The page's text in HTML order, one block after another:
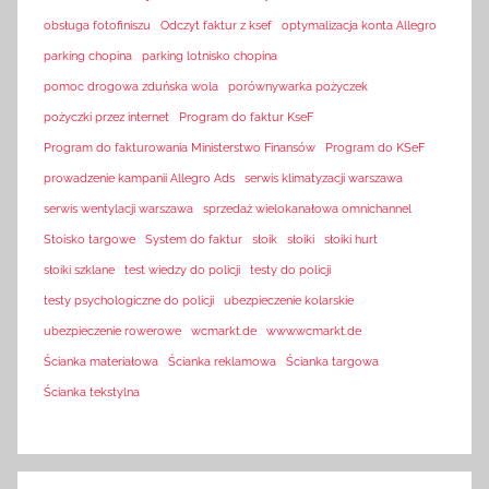
obsługa fotofiniszu Odczyt faktur z ksef optymalizacja konta Allegro
parking chopina parking lotnisko chopina
pomoc drogowa zduńska wola porównywarka pożyczek
pożyczki przez internet Program do faktur KseF
Program do fakturowania Ministerstwo Finansów Program do KSeF
prowadzenie kampanii Allegro Ads serwis klimatyzacji warszawa
serwis wentylacji warszawa sprzedaż wielokanałowa omnichannel
Stoisko targowe System do faktur słoik słoiki słoiki hurt
słoiki szklane test wiedzy do policji testy do policji
testy psychologiczne do policji ubezpieczenie kolarskie
ubezpieczenie rowerowe wcmarkt.de www.wcmarkt.de
Ścianka materiałowa Ścianka reklamowa Ścianka targowa
Ścianka tekstylna